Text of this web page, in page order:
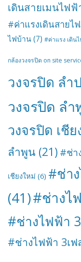
เดินสายเมนไฟฟ้
#ค่าแรงเดินสายไ
ไฟบ้าน(7) #ค่าแรง เดิน
กล้องวงจรปิด on site
วงจรปิด ลำ
วงจรปิด ลำ
วงจรปิด เชีย
ลำพูน (21) #ช่า
เชียงใหม่ (6) #ช่า
(41)#ช่างไ
#ช่างไฟฟ้า
#ช่างไฟฟ้า 3เฟ